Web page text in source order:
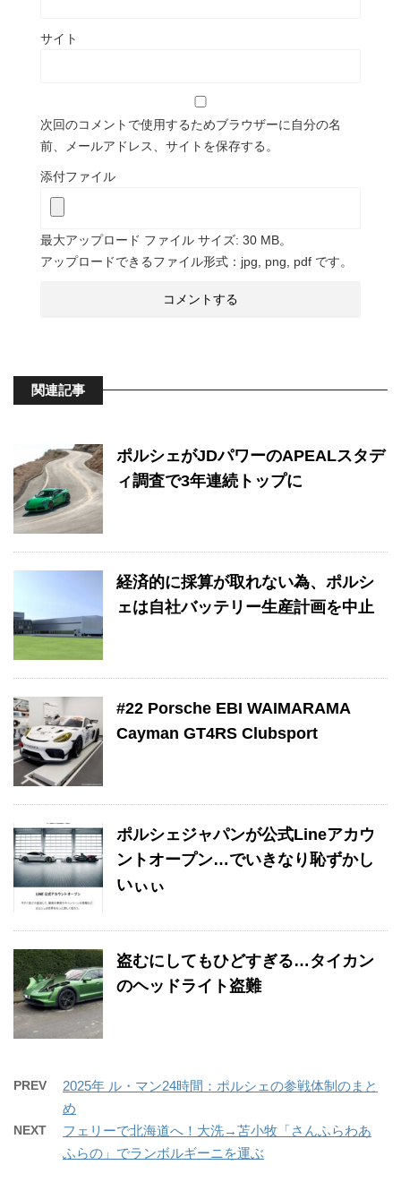
サイト
次回のコメントで使用するためブラウザーに自分の名
前、メールアドレス、サイトを保存する。
添付ファイル
最大アップロード ファイル サイズ: 30 MB。
アップロードできるファイル形式：jpg, png, pdf です。
関連記事
ポルシェがJDパワーのAPEALスタデ
ィ調査で3年連続トップに
経済的に採算が取れない為、ポルシ
ェは自社バッテリー生産計画を中止
#22 Porsche EBI WAIMARAMA
Cayman GT4RS Clubsport
ポルシェジャパンが公式Lineアカウ
ントオープン…でいきなり恥ずかし
いぃぃ
盗むにしてもひどすぎる…タイカン
のヘッドライト盗難
PREV
2025年 ル・マン24時間：ポルシェの参戦体制のまと
め
NEXT
フェリーで北海道へ！大洗→苫小牧「さんふらわあ
ふらの」でランボルギーニを運ぶ